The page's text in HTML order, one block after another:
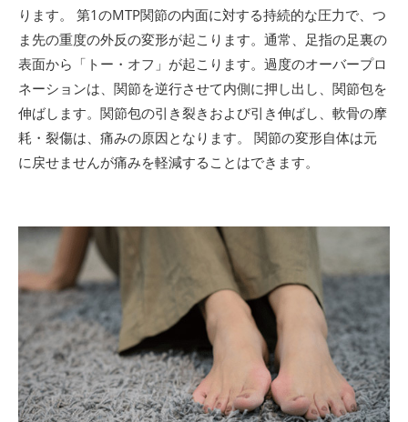
ります。 第1のMTP関節の内面に対する持続的な圧力で、つ
ま先の重度の外反の変形が起こります。通常、足指の足裏の
表面から「トー・オフ」が起こります。過度のオーバープロ
ネーションは、関節を逆行させて内側に押し出し、関節包を
伸ばします。関節包の引き裂きおよび引き伸ばし、軟骨の摩
耗・裂傷は、痛みの原因となります。 関節の変形自体は元
に戻せませんが痛みを軽減することはできます。